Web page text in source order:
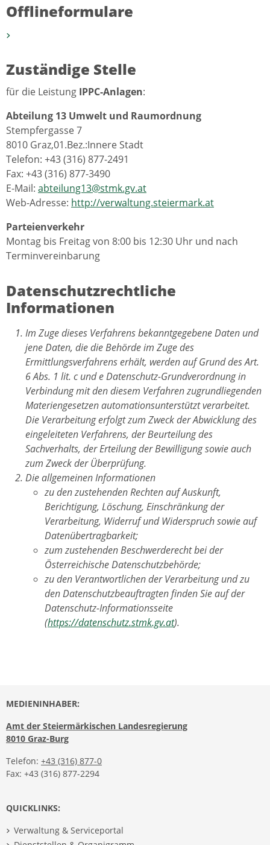
Offlineformulare
Zuständige Stelle
für die Leistung IPPC-Anlagen:
Abteilung 13 Umwelt und Raumordnung
Stempfergasse 7
8010 Graz,01.Bez.:Innere Stadt
Telefon: +43 (316) 877-2491
Fax: +43 (316) 877-3490
E-Mail: abteilung13@stmk.gv.at
Web-Adresse: http://verwaltung.steiermark.at
Parteienverkehr
Montag bis Freitag von 8:00 bis 12:30 Uhr und nach
Terminvereinbarung
Datenschutzrechtliche
Informationen
Im Zuge dieses Verfahrens bekanntgegebene Daten und
jene Daten, die die Behörde im Zuge des
Ermittlungsverfahrens erhält, werden auf Grund des Art.
6 Abs. 1 lit. c und e Datenschutz-Grundverordnung in
Verbindung mit den diesem Verfahren zugrundliegenden
Materiengesetzen automationsunterstützt verarbeitet.
Die Verarbeitung erfolgt zum Zweck der Abwicklung des
eingeleiteten Verfahrens, der Beurteilung des
Sachverhalts, der Erteilung der Bewilligung sowie auch
zum Zweck der Überprüfung.
Die allgemeinen Informationen
zu den zustehenden Rechten auf Auskunft,
Berichtigung, Löschung, Einschränkung der
Verarbeitung, Widerruf und Widerspruch sowie auf
Datenübertragbarkeit;
zum zustehenden Beschwerderecht bei der
Österreichische Datenschutzbehörde;
zu den Verantwortlichen der Verarbeitung und zu
den Datenschutzbeauftragten finden Sie auf der
Datenschutz-Informationsseite
(https://datenschutz.stmk.gv.at).
MEDIENINHABER:
Amt der Steiermärkischen Landesregierung
8010 Graz-Burg
Telefon: +43 (316) 877-0
Fax: +43 (316) 877-2294
QUICKLINKS:
Verwaltung & Serviceportal